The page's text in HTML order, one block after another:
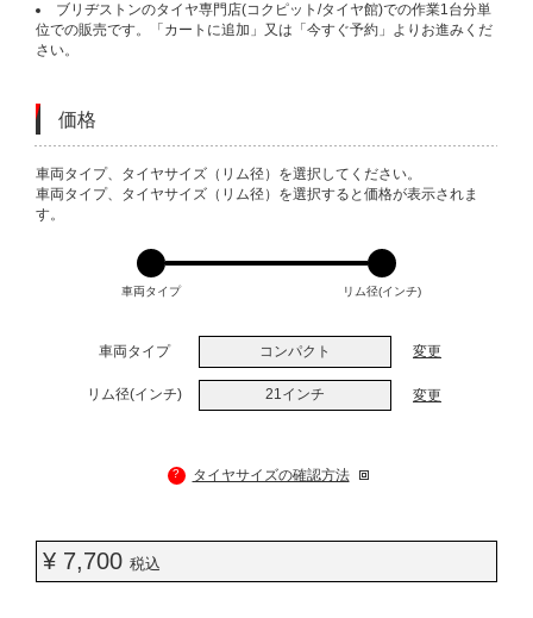
ブリヂストンのタイヤ専門店(コクピット/タイヤ館)での作業1台分単
位での販売です。「カートに追加」又は「今すぐ予約」よりお進みくだ
さい。
価格
VARIATIONS
車両タイプ、タイヤサイズ（リム径）を選択してください。
車両タイプ、タイヤサイズ（リム径）を選択すると価格が表示されま
す。
車両タイプ リム径(インチ)
車両タイプ コンパクト 変更
リム径(インチ) 21インチ 変更
? タイヤサイズの確認方法
¥ 7,700 税込